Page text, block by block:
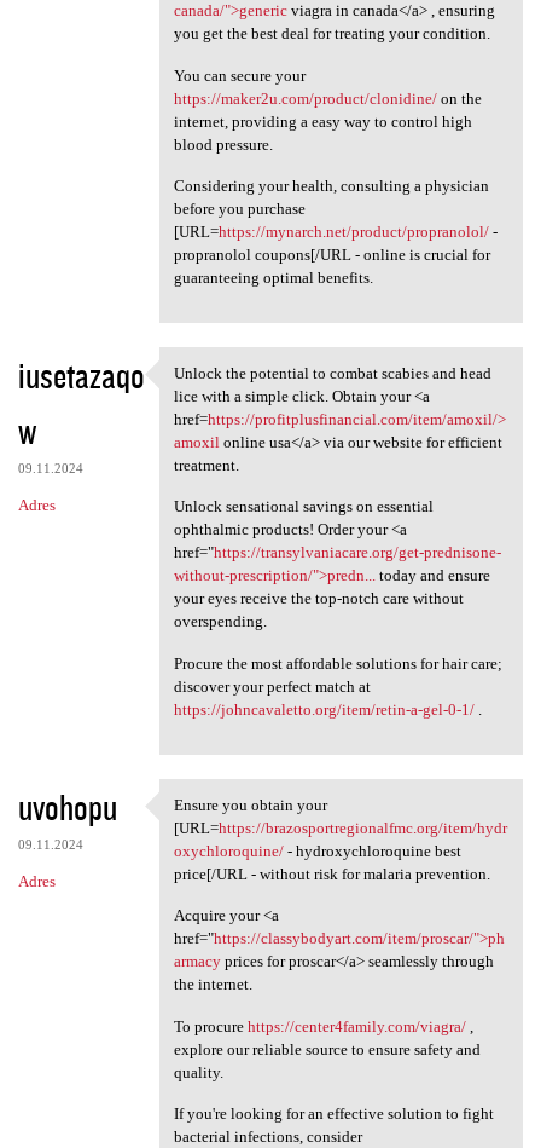
canada/">genericviagra in canada</a> , ensuring
you get the best deal for treating your condition.
You can secure your
https://maker2u.com/product/clonidine/on the
internet, providing a easy way to control high
blood pressure.
Considering your health, consulting a physician
before you purchase
[URL=https://mynarch.net/product/propranolol/-
propranolol coupons[/URL - online is crucial for
guaranteeing optimal benefits.
iusetazaqo
w
09.11.2024
Adres
Unlock the potential to
Unlock the potential to combat scabies and head
lice with a simple click. Obtain your <a
href=https://profitplusfinancial.com/item/amoxil/>
amoxil online usa</a> via our website for efficient
treatment.
Unlock sensational savings on essential
ophthalmic products! Order your <a
href="https://transylvaniacare.org/get-prednisone-
without-prescription/">predn...today and ensure
your eyes receive the top-notch care without
overspending.
Procure the most affordable solutions for hair care;
discover your perfect match at
https://johncavaletto.org/item/retin-a-gel-0-1/.
uvohopu
09.11.2024
Adres
Ensure you obtain your [URL
Ensure you obtain your
[URL=https://brazosportregionalfmc.org/item/hydr
oxychloroquine/- hydroxychloroquine best
price[/URL - without risk for malaria prevention.
Acquire your <a
href="https://classybodyart.com/item/proscar/">ph
armacyprices for proscar</a> seamlessly through
the internet.
To procure https://center4family.com/viagra/,
explore our reliable source to ensure safety and
quality.
If you're looking for an effective solution to fight
bacterial infections, consider